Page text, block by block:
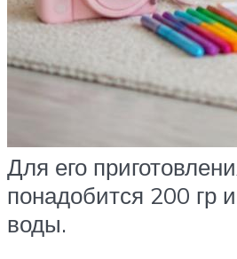
Для его
понадобится 200 гр
воды.